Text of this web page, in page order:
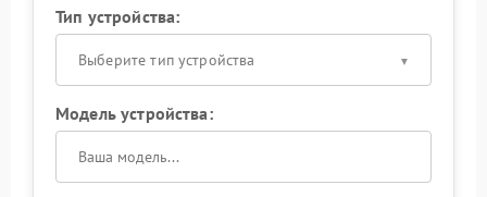
Тип устройства:
Выберите тип устройства
Модель устройства: